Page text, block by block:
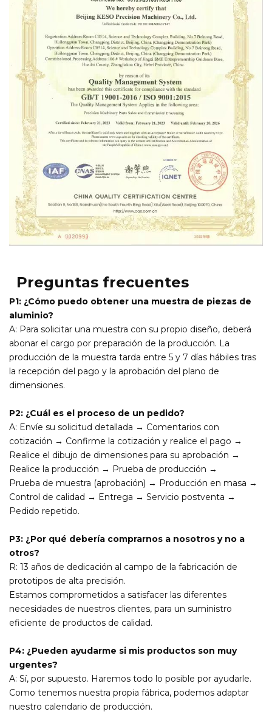
Preguntas frecuentes
P1: ¿Cómo puedo obtener una muestra de piezas de
aluminio?
A: Para solicitar una muestra con su propio diseño, deberá
abonar el cargo por preparación de la producción. La
producción de la muestra tarda entre 5 y 7 días hábiles tras
la recepción del pago y la aprobación del plano de
dimensiones.
P2: ¿Cuál es el proceso de un pedido?
A: Envíe su solicitud detallada → Comentarios con
cotización → Confirme la cotización y realice el pago →
Realice el dibujo de dimensiones para su aprobación →
Realice la producción → Prueba de producción →
Prueba de muestra (aprobación) → Producción en masa →
Control de calidad → Entrega → Servicio postventa →
Pedido repetido.
P3: ¿Por qué debería comprarnos a nosotros y no a
otros?
R: 13 años de dedicación al campo de la fabricación de
prototipos de alta precisión.
Estamos comprometidos a satisfacer las diferentes
necesidades de nuestros clientes, para un suministro
eficiente de productos de calidad.
P4: ¿Pueden ayudarme si mis productos son muy
urgentes?
A: Sí, por supuesto. Haremos todo lo posible por ayudarle.
Como tenemos nuestra propia fábrica, podemos adaptar
nuestro calendario de producción.